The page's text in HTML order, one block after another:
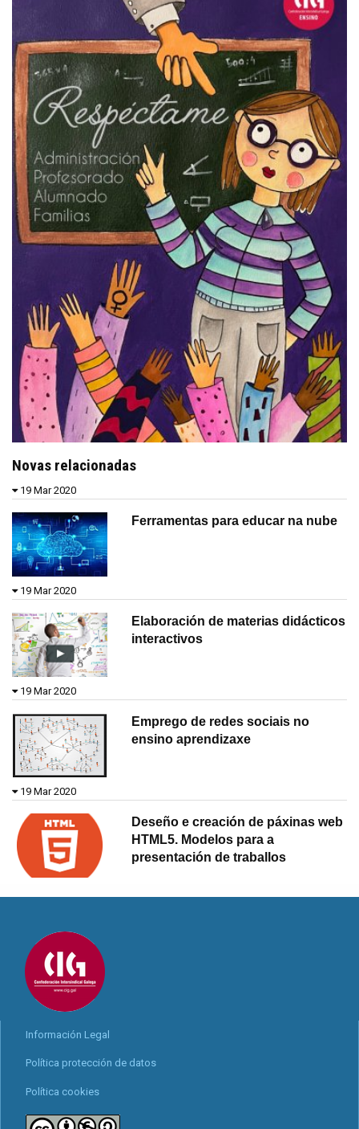
Novas relacionadas
19 Mar 2020
Ferramentas para educar na nube
19 Mar 2020
Elaboración de materias didácticos
interactivos
19 Mar 2020
Emprego de redes sociais no
ensino aprendizaxe
19 Mar 2020
Deseño e creación de páxinas web
HTML5. Modelos para a
presentación de traballos
Información Legal
Política protección de datos
Política cookies